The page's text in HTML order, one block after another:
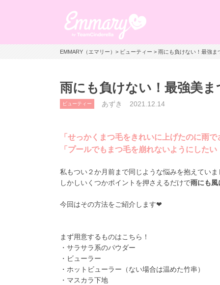
EMMARY（エマリー）>ビューティー> 雨にも負けない！最強ま
雨にも負けない！最強美
ビューティー あずき 2021.12.14
「せっかくまつ毛をきれいに上げたのに雨で
「プールでもまつ毛を崩れないようにしたい
私もつい２か月前まで同じような悩みを抱えていま
しかしいくつかポイントを押さえるだけで雨にも風
今回はその方法をご紹介します❤
まず用意するものはこちら！
・サラサラ系のパウダー
・ビューラー
・ホットビューラー（ない場合は温めた竹串）
・マスカラ下地